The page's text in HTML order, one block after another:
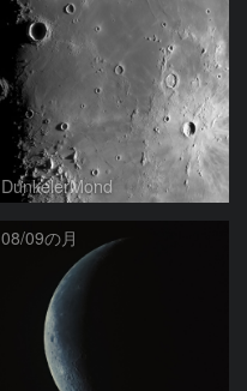
DunkelerMond
08/09の月